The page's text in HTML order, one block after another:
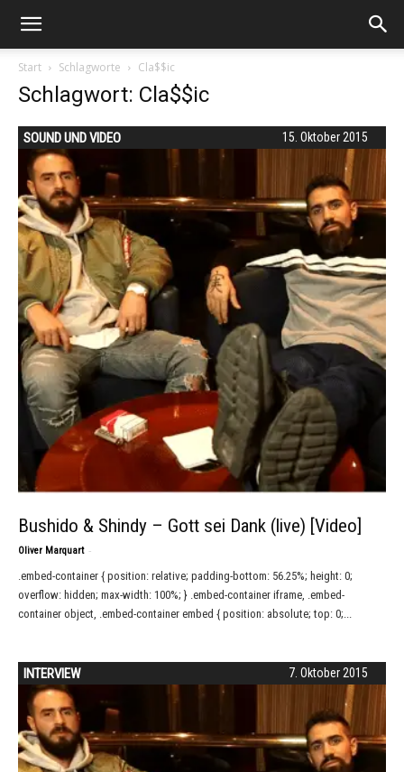
Start Schlagworte Cla$$ic
Schlagwort: Cla$$ic
15. Oktober 2015
SOUND UND VIDEO
Bushido & Shindy – Gott sei Dank (live) [Video]
Oliver Marquart -
.embed-container { position: relative; padding-bottom: 56.25%; height: 0;
overflow: hidden; max-width: 100%; } .embed-container iframe, .embed-
container object, .embed-container embed { position: absolute; top: 0;...
7. Oktober 2015
INTERVIEW